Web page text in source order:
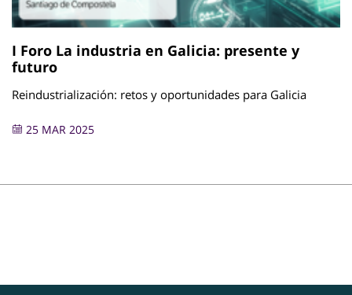
I Foro La industria en Galicia: presente y
futuro
Reindustrialización: retos y oportunidades para Galicia
25 MAR 2025